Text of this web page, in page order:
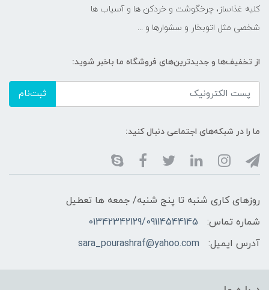
کلیه غذاساز، چرخگوشت و خردکن ها و آسیاب ها
شخصی مثل اتوبخار و سشوارها و ...
از تخفیف‌ها و جدیدترین‌های فروشگاه ما باخبر شوید:
ثبت‌نام
ما را در شبکه‌های اجتماعی دنبال کنید:
روزهای کاری شنبه تا پنج شنبه/ جمعه ها تعطیل
شماره تماس:
01342342129/09114544145
آدرس ایمیل:
sara_pourashraf@yahoo.com